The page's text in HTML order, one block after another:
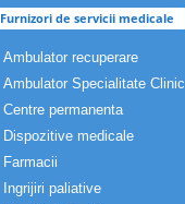
Furnizori de servicii medicale
Ambulator recuperare
Ambulator Specialitate Clinic
Centre permanenta
Dispozitive medicale
Farmacii
Ingrijiri paliative